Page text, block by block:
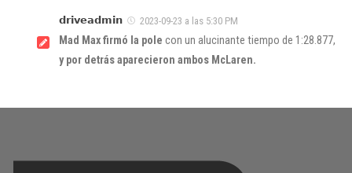
𝗱𝗿𝗶𝘃𝗲𝗮𝗱𝗺𝗶𝗻 2023-09-23 a las 5:30 PM
Mad Max firmó la pole con un alucinante tiempo de 1:28.877,
y por detrás aparecieron ambos McLaren.